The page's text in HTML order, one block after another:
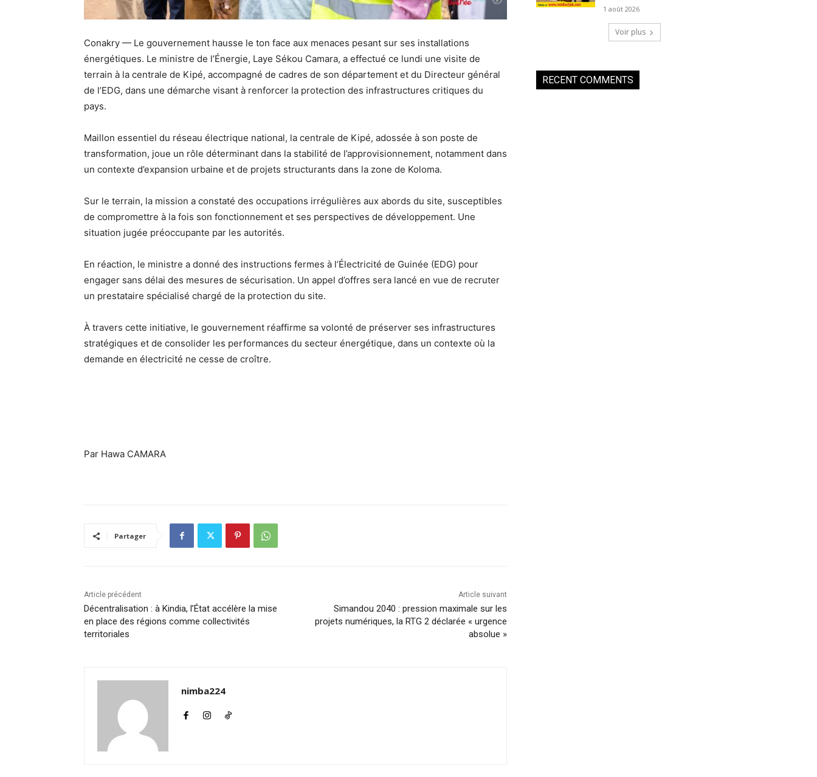
Conakry — Le gouvernement hausse le ton face aux menaces pesant sur ses installations
énergétiques. Le ministre de l’Énergie, Laye Sékou Camara, a effectué ce lundi une visite de
terrain à la centrale de Kipé, accompagné de cadres de son département et du Directeur général
de l’EDG, dans une démarche visant à renforcer la protection des infrastructures critiques du
pays.
Maillon essentiel du réseau électrique national, la centrale de Kipé, adossée à son poste de
transformation, joue un rôle déterminant dans la stabilité de l’approvisionnement, notamment dans
un contexte d’expansion urbaine et de projets structurants dans la zone de Koloma.
Sur le terrain, la mission a constaté des occupations irrégulières aux abords du site, susceptibles
de compromettre à la fois son fonctionnement et ses perspectives de développement. Une
situation jugée préoccupante par les autorités.
En réaction, le ministre a donné des instructions fermes à l’Électricité de Guinée (EDG) pour
engager sans délai des mesures de sécurisation. Un appel d’offres sera lancé en vue de recruter
un prestataire spécialisé chargé de la protection du site.
À travers cette initiative, le gouvernement réaffirme sa volonté de préserver ses infrastructures
stratégiques et de consolider les performances du secteur énergétique, dans un contexte où la
demande en électricité ne cesse de croître.
Par Hawa CAMARA
Partager
Article précédent
Décentralisation : à Kindia, l’État accélère la mise
en place des régions comme collectivités
territoriales
Article suivant
Simandou 2040 : pression maximale sur les
projets numériques, la RTG 2 déclarée « urgence
absolue »
nimba224
1 août 2026
Voir plus
RECENT COMMENTS